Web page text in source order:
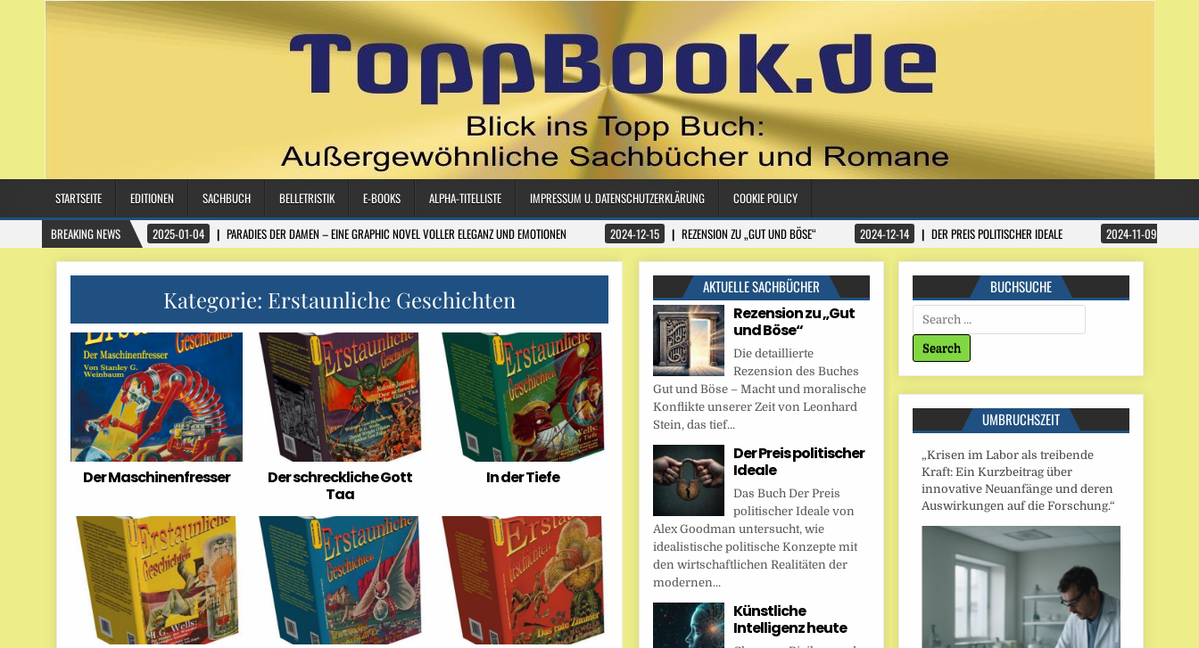
STARTSEITE EDITIONEN SACHBUCH BELLETRISTIK E-BOOKS ALPHA-TITELLISTE IMPRESSUM U. DATENSCHUTZERKLÄRUNG
COOKIE POLICY
BREAKING NEWS
2025-01-04 PARADIES DER DAMEN – EINE GRAPHIC NOVEL VOLLER ELEGANZ UND EMOTIONEN 2024-12-15 REZENSION ZU „GUT UND BÖSE“ 2024-12-14 DER PREIS POLITISCHER IDEALE 2024-11-09
Kategorie: Erstaunliche Geschichten
Der Maschinenfresser
Der schreckliche Gott
Taa
In der Tiefe
AKTUELLE SACHBÜCHER
Rezension zu „Gut
und Böse“
Die detaillierte
Rezension des Buches
Gut und Böse – Macht und moralische
Konflikte unserer Zeit von Leonhard
Stein, das tief...
Der Preis politischer
Ideale
Das Buch Der Preis
politischer Ideale von
Alex Goodman untersucht, wie
idealistische politische Konzepte mit
den wirtschaftlichen Realitäten der
modernen...
Künstliche
Intelligenz heute
BUCHSUCHE
Search for:
UMBRUCHSZEIT
„Krisen im Labor als treibende
Kraft: Ein Kurzbeitrag über
innovative Neuanfänge und deren
Auswirkungen auf die Forschung.“